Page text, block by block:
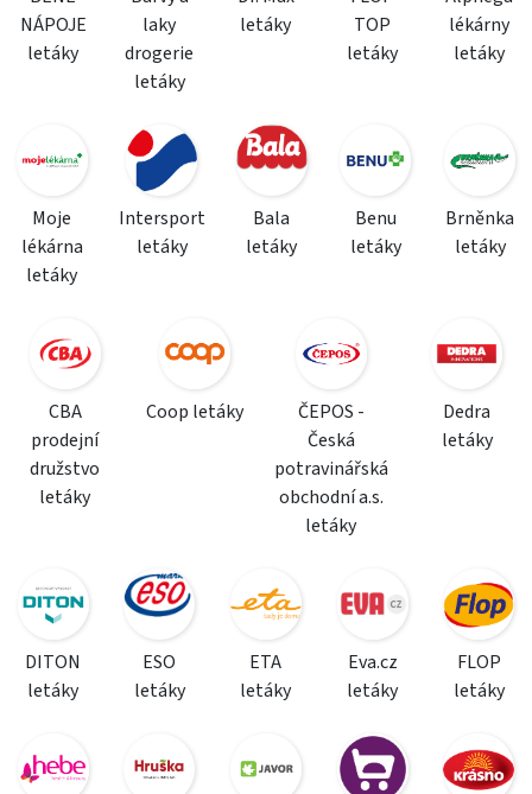
NÁPOJE
letáky
laky
drogerie
letáky
letáky
TOP
letáky
lékárny
letáky
Moje
lékárna
letáky
Intersport
letáky
Bala
letáky
Benu
letáky
Brněnka
letáky
CBA
prodejní
družstvo
letáky
Coop letáky
ČEPOS -
Česká
potravinářská
obchodní a.s.
letáky
Dedra
letáky
DITON
letáky
ESO
letáky
ETA
letáky
Eva.cz
letáky
FLOP
letáky